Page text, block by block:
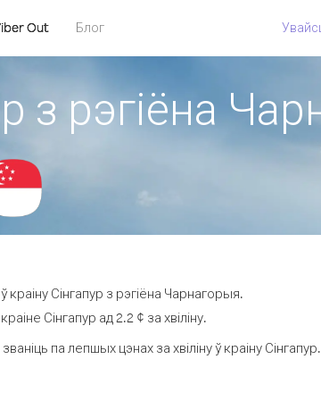
Out Блог
з рэгіёна
Сінгапур з рэгіёна Чарнагорыя.
Сінгапур ад 2.2 ¢ за хвіліну.
па лепшых цэнах за хвіліну ў краіну Сінгапур.